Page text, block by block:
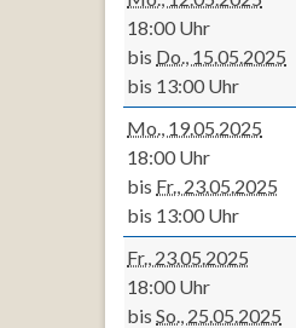
18:00 Uhr
bis Do., 15.05.2025
bis 13:00 Uhr
Mo., 19.05.2025
18:00 Uhr
bis Fr., 23.05.2025
bis 13:00 Uhr
Fr., 23.05.2025
18:00 Uhr
bis So., 25.05.2025